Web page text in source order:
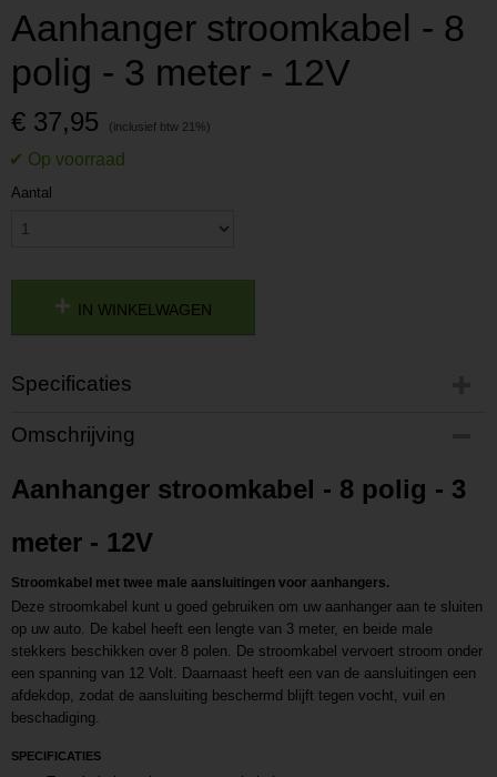
Aanhanger stroomkabel - 8
polig - 3 meter - 12V
€ 37,95
Aantal
IN WINKELWAGEN
Specificaties
Productcode
P202212061117
L202212061117
Omschrijving
Aanhanger stroomkabel - 8 polig - 3
meter - 12V
Stroomkabel met twee male aansluitingen voor aanhangers.
Deze stroomkabel kunt u goed gebruiken om uw aanhanger aan te sluiten
op uw auto. De kabel heeft een lengte van 3 meter, en beide male
stekkers beschikken over 8 polen. De stroomkabel vervoert stroom onder
een spanning van 12 Volt. Daarnaast heeft een van de aansluitingen een
afdekdop, zodat de aansluiting beschermd blijft tegen vocht, vuil en
beschadiging.
SPECIFICATIES